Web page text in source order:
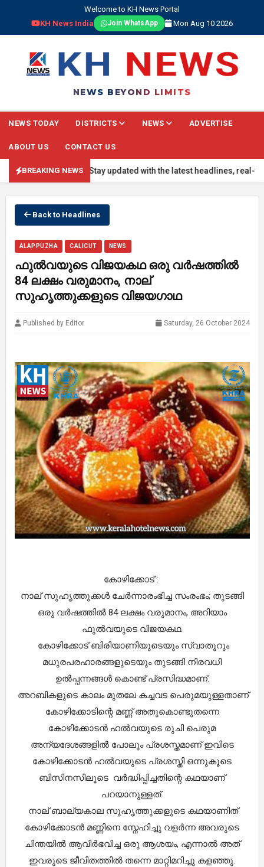
Welcome to KH News Portal
KH News India
Join WhatsApp Mon Aug 10 2026
NEWS BEYOND LIMITS
NEWS TODAY DISTRICTS NEWS ADVERTISE
ABOUT US CONTACT US
BREAKING NEWS
NEWS: Stay updated with the latest headlines, real-time
Back to Headlines
ALAPPUZHA CALICUT NEWS
ഫുല്‍വയുടെ വിജയകഥ ഒരു വര്‍ഷത്തില്‍
84 ലക്ഷം വരുമാനം, നാല്
സുഹൃത്തുക്കളുടെ വിജയഗാഥ
Published by Editor Saturday, 26 October 2024
കോഴിക്കോട് :
നാല് സുഹൃത്തുക്കള്‍ ചേര്‍ന്നാരംഭിച്ച സംരംഭം; തുടങ്ങി
ഒരു വര്‍ഷത്തില്‍ 84 ലക്ഷം വരുമാനം, അറിയാം
ഫുല്‍വയുടെ വിജയകഥ.
കോഴിക്കോട് ബിരിയാണിയുടെയും സ്വാതൂറും
മധുരപരഹാരങ്ങളുടെയും തുടങ്ങി നിരവധി
ഉൽപ്പന്നങ്ങൾ കൊണ്ട് പ്രസിദ്ധമാണ്.
അറബികളുടെ കാലം മുതലേ കച്ചവട പെരുമയുള്ളതാണ്
കോഴിക്കോടിന്റെ മണ്ണ് അതുകൊണ്ടുതന്നെ
കോഴിക്കോടൻ ഹൽവയുടെ രുചി പെരുമ
അന്യദേശങ്ങളിൽ പോലും പ്രശസ്തമാണ് ഇവിടെ
കോഴിക്കോടൻ ഹൽവയുടെ പ്രശസ്തി ഒന്നുകൂടെ
ബിസിനസിലൂടെ വർദ്ധിപ്പിച്ചതിന്റെ കഥയാണ്
പറയാനുള്ളത്.
നാല് ബാല്യകാല സുഹൃത്തുക്കളുടെ കഥയാണിത്
കോഴിക്കോടൻ മണ്ണിനെ സ്നേഹിച്ചു വളർന്ന അവരുടെ
ചിന്തയിൽ ആവിർഭവിച്ച ഒരു ആശയം, എന്നാൽ അത്
ഇവരുടെ ജീവിതത്തിൽ തന്നെ മാറ്റിമറിച്ചു കളഞ്ഞു.